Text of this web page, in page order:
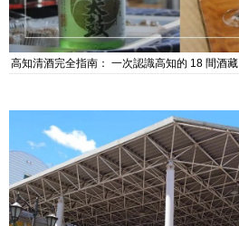
高知清酒完全指南： 一次認識高知的 18 間酒藏